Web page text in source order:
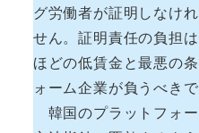
グ労働者が証明しなけ
せん。証明責任の負担
ほどの低賃金と最悪の
ォーム企業が負うべきで
韓国のプラットフォ